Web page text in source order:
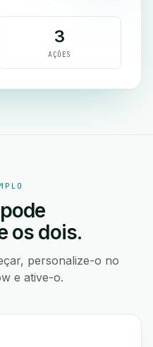
3
AÇÕES
os dois.
personalize-o no
e ative-o.